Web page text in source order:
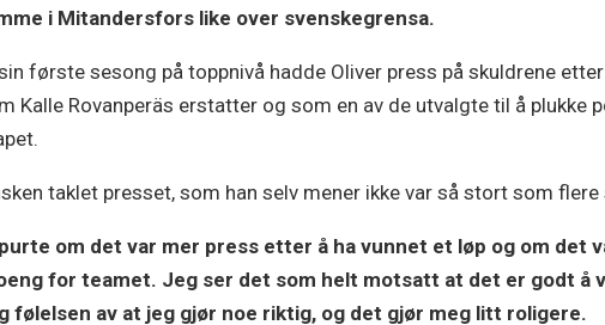
i Mitandersfors like over svenskegrensa.
første sesong på toppnivå hadde Oliver press på skuldrene
Kalle Rovanperäs erstatter og som en av de utvalgte til å plukke
taklet presset, som han selv mener ikke var så stort som flere
om det var mer press etter å ha vunnet et løp og om det
for teamet. Jeg ser det som helt motsatt at det er godt å
følelsen av at jeg gjør noe riktig, og det gjør meg litt roligere.